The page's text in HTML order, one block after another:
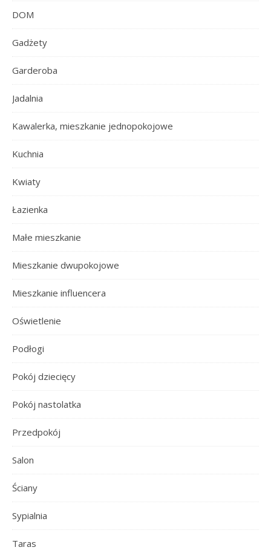
DOM
Gadżety
Garderoba
Jadalnia
Kawalerka, mieszkanie jednopokojowe
Kuchnia
Kwiaty
Łazienka
Małe mieszkanie
Mieszkanie dwupokojowe
Mieszkanie influencera
Oświetlenie
Podłogi
Pokój dziecięcy
Pokój nastolatka
Przedpokój
Salon
Ściany
Sypialnia
Taras